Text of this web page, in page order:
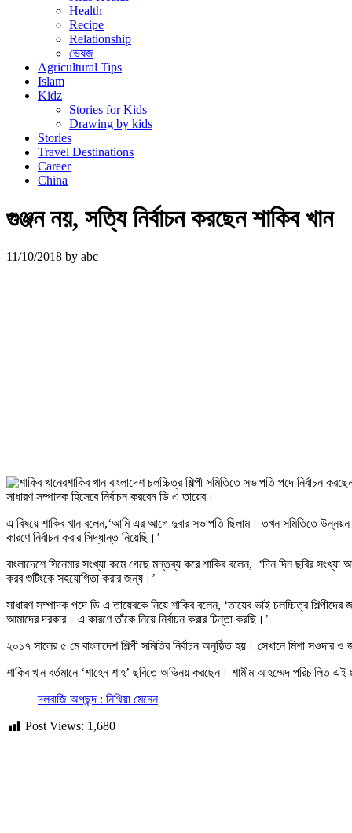
Health
Recipe
Relationship
ভেষজ
Agricultural Tips
Islam
Kidz
Stories for Kids
Drawing by kids
Stories
Travel Destinations
Career
China
গুঞ্জন নয়, সত্যি নির্বাচন করছেন শাকিব খান
11/10/2018 by abc
শাকিব খান বাংলাদেশ চলচ্চিত্র শিল্পী সমিতিতে সভাপতি পদে
সাধারণ সম্পাদক হিসেবে নির্বাচন করবেন ডি এ তায়েব।
এ বিষয়ে শাকিব খান বলেন,‘আমি এর আগে দুবার সভাপতি ছিলাম। তখন সমিতিতে উন্নয়ন
কারণে নির্বাচন করার সিদ্ধান্ত নিয়েছি।’
বাংলাদেশে সিনেমার সংখ্যা কমে গেছে মন্তব্য করে শাকিব বলেন, ‘দিন দিন ছবির
করব শুটিংকে সহযোগিতা করার জন্য।’
সাধারণ সম্পাদক পদে ডি এ তায়েবকে নিয়ে শাকিব বলেন, ‘তায়েব ভাই চলচ্চিত্র
আমাদের দরকার। এ কারণে তাঁকে নিয়ে নির্বাচন করার চিন্তা করছি।’
২০১৭ সালের ৫ মে বাংলাদেশ শিল্পী সমিতির নির্বাচন অনুষ্ঠিত হয়। সেখানে মিশা সওদার
শাকিব খান বর্তমানে ‘শাহেন শাহ’ ছবিতে অভিনয় করছেন। শামীম আহম্মেদ পরিচালিত
দলবাজি অপছন্দ : নিথিয়া মেনেন
Post Views: 1,680